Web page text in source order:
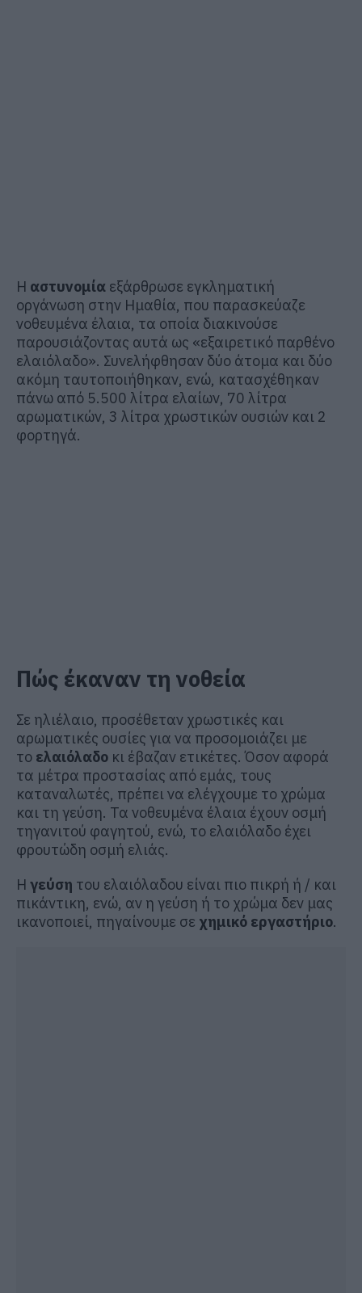
Η αστυνομία εξάρθρωσε εγκληματική
οργάνωση στην Ημαθία, που παρασκεύαζε
νοθευμένα έλαια, τα οποία διακινούσε
παρουσιάζοντας αυτά ως «εξαιρετικό παρθένο
ελαιόλαδο». Συνελήφθησαν δύο άτομα και δύο
ακόμη ταυτοποιήθηκαν, ενώ, κατασχέθηκαν
πάνω από 5.500 λίτρα ελαίων, 70 λίτρα
αρωματικών, 3 λίτρα χρωστικών ουσιών και 2
φορτηγά.
Πώς έκαναν τη νοθεία
Σε ηλιέλαιο, προσέθεταν χρωστικές και
αρωματικές ουσίες για να προσομοιάζει με
το ελαιόλαδο κι έβαζαν ετικέτες. Όσον αφορά
τα μέτρα προστασίας από εμάς, τους
καταναλωτές, πρέπει να ελέγχουμε το χρώμα
και τη γεύση. Τα νοθευμένα έλαια έχουν οσμή
τηγανιτού φαγητού, ενώ, το ελαιόλαδο έχει
φρουτώδη οσμή ελιάς.
Η γεύση του ελαιόλαδου είναι πιο πικρή ή / και
πικάντικη, ενώ, αν η γεύση ή το χρώμα δεν μας
ικανοποιεί, πηγαίνουμε σε χημικό εργαστήριο.